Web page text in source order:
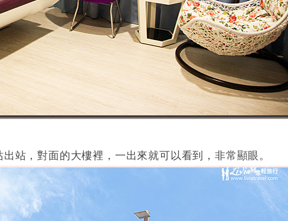
站，對面的大樓裡，一出來就可以看到，非常顯眼。